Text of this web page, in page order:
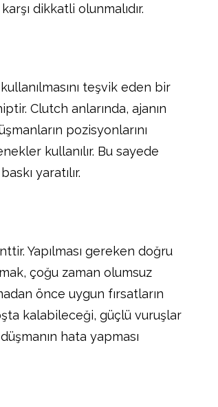
dikkatli olunmalıdır.
teşvik eden bir
Clutch anlarında, ajanın
pozisyonlarını
kullanılır. Bu sayede
yaratılır.
Yapılması gereken doğru
çoğu zaman olumsuz
önce uygun fırsatların
kalabileceği, güçlü vuruşlar
hata yapması